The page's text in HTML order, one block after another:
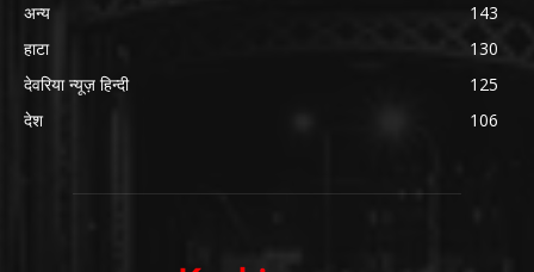
अन्य
143
हाटा
130
देवरिया न्यूज़ हिन्दी
125
देश
106